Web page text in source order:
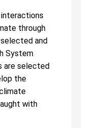
through
and
System
are selected
the
with